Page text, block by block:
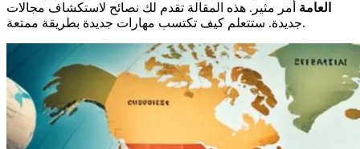
العامة أمر مثير. هذه المقالة تقدم لك نصائح لاستكشاف مجالات
جديدة. ستتعلم كيف تكتسب مهارات جديدة بطريقة ممتعة.